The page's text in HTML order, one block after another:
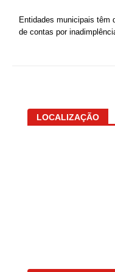
Entidades municipais têm
de contas por
LOCALIZAÇÃO